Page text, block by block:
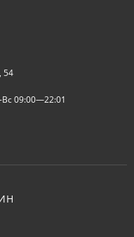
54
09:00—22:01